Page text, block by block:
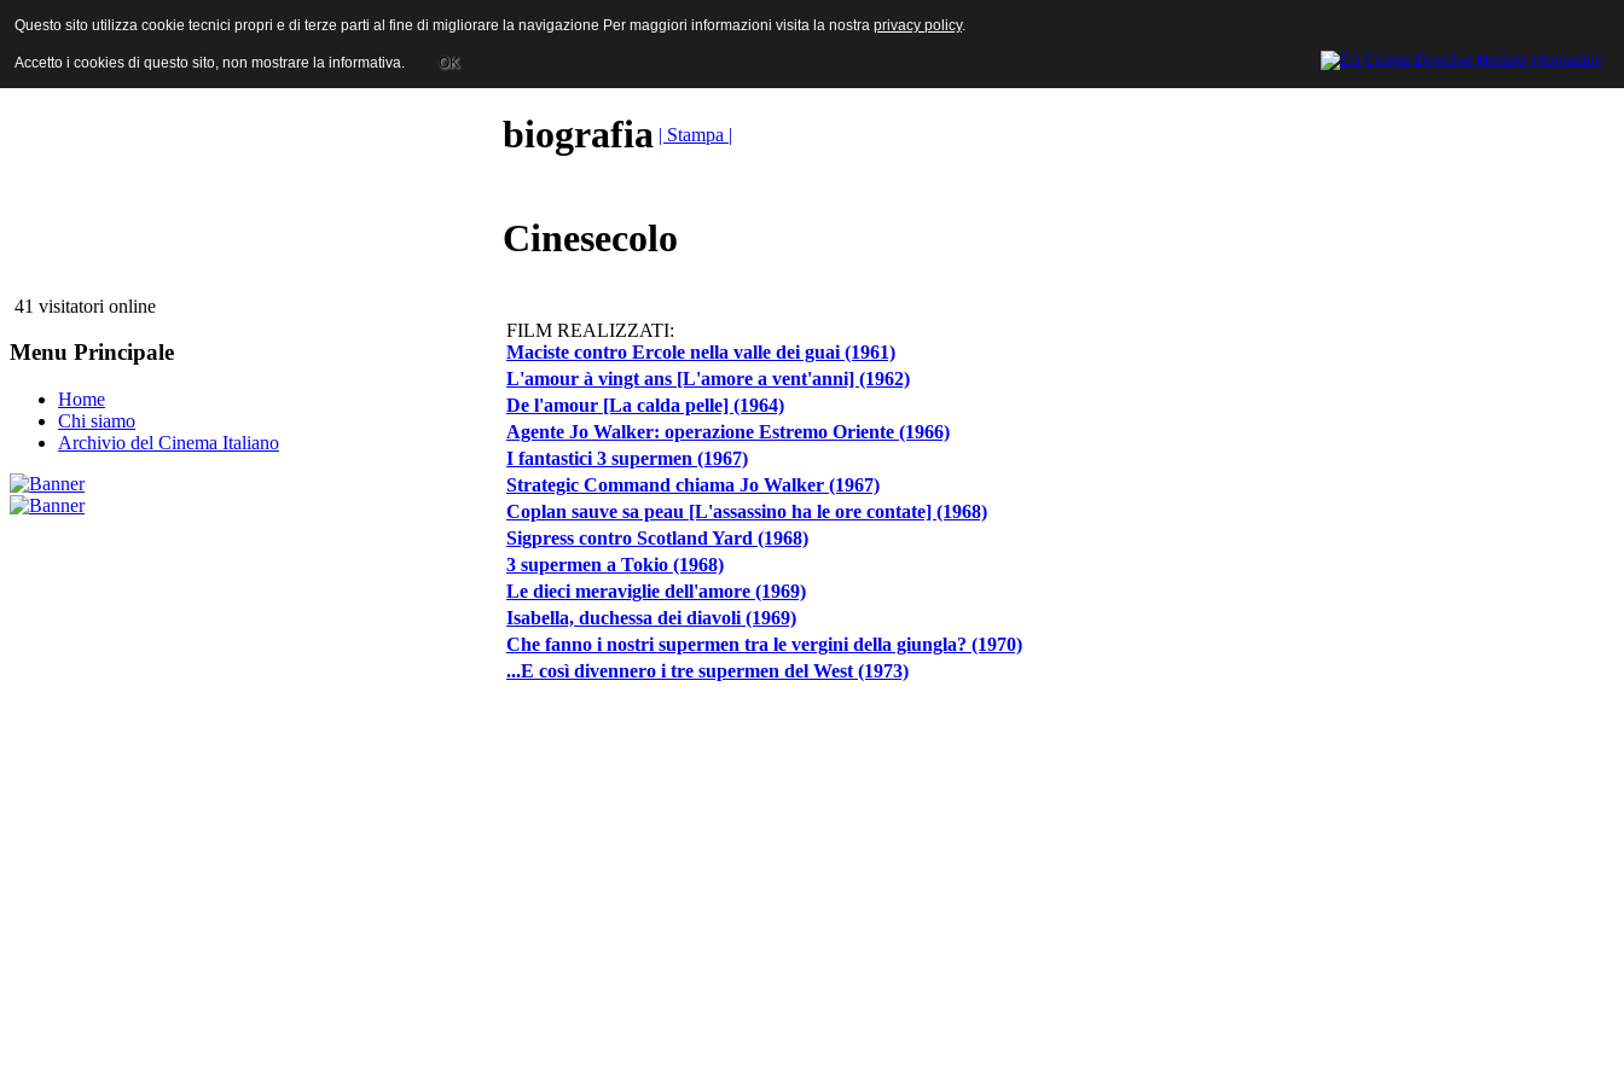
ANICA | Associazione Nazionale Industrie Cinematografiche Audiovisive e Multimediali
41 visitatori online
Menu Principale
Home
Chi siamo
Archivio del Cinema Italiano
biografia | Stampa |
Cinesecolo
FILM REALIZZATI:
Maciste contro Ercole nella valle dei guai (1961)
L'amour à vingt ans [L'amore a vent'anni] (1962)
De l'amour [La calda pelle] (1964)
Agente Jo Walker: operazione Estremo Oriente (1966)
I fantastici 3 supermen (1967)
Strategic Command chiama Jo Walker (1967)
Coplan sauve sa peau [L'assassino ha le ore contate] (1968)
Sigpress contro Scotland Yard (1968)
3 supermen a Tokio (1968)
Le dieci meraviglie dell'amore (1969)
Isabella, duchessa dei diavoli (1969)
Che fanno i nostri supermen tra le vergini della giungla? (1970)
...E così divennero i tre supermen del West (1973)
Questo sito utilizza cookie tecnici propri e di terze parti al fine di migliorare la navigazione Per maggiori informazioni visita la nostra privacy policy.
Accetto i cookies di questo sito, non mostrare la informativa. OK
Questo sito utilizza cookie tecnici propri e di terze parti al fine di migliorare la navigazione Per maggiori informazioni visita la nostra privacy policy.
Accetto i cookies di questo sito, non mostrare la informativa. OK